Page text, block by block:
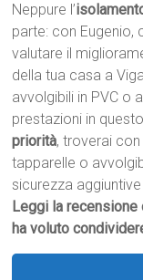
Neppure l’
parte: con
valutare il
della tua casa a
avvolgibili in PVC o
prestazioni in
priorità, troverai
tapparelle o
sicurezza
Leggi la recensione
ha voluto